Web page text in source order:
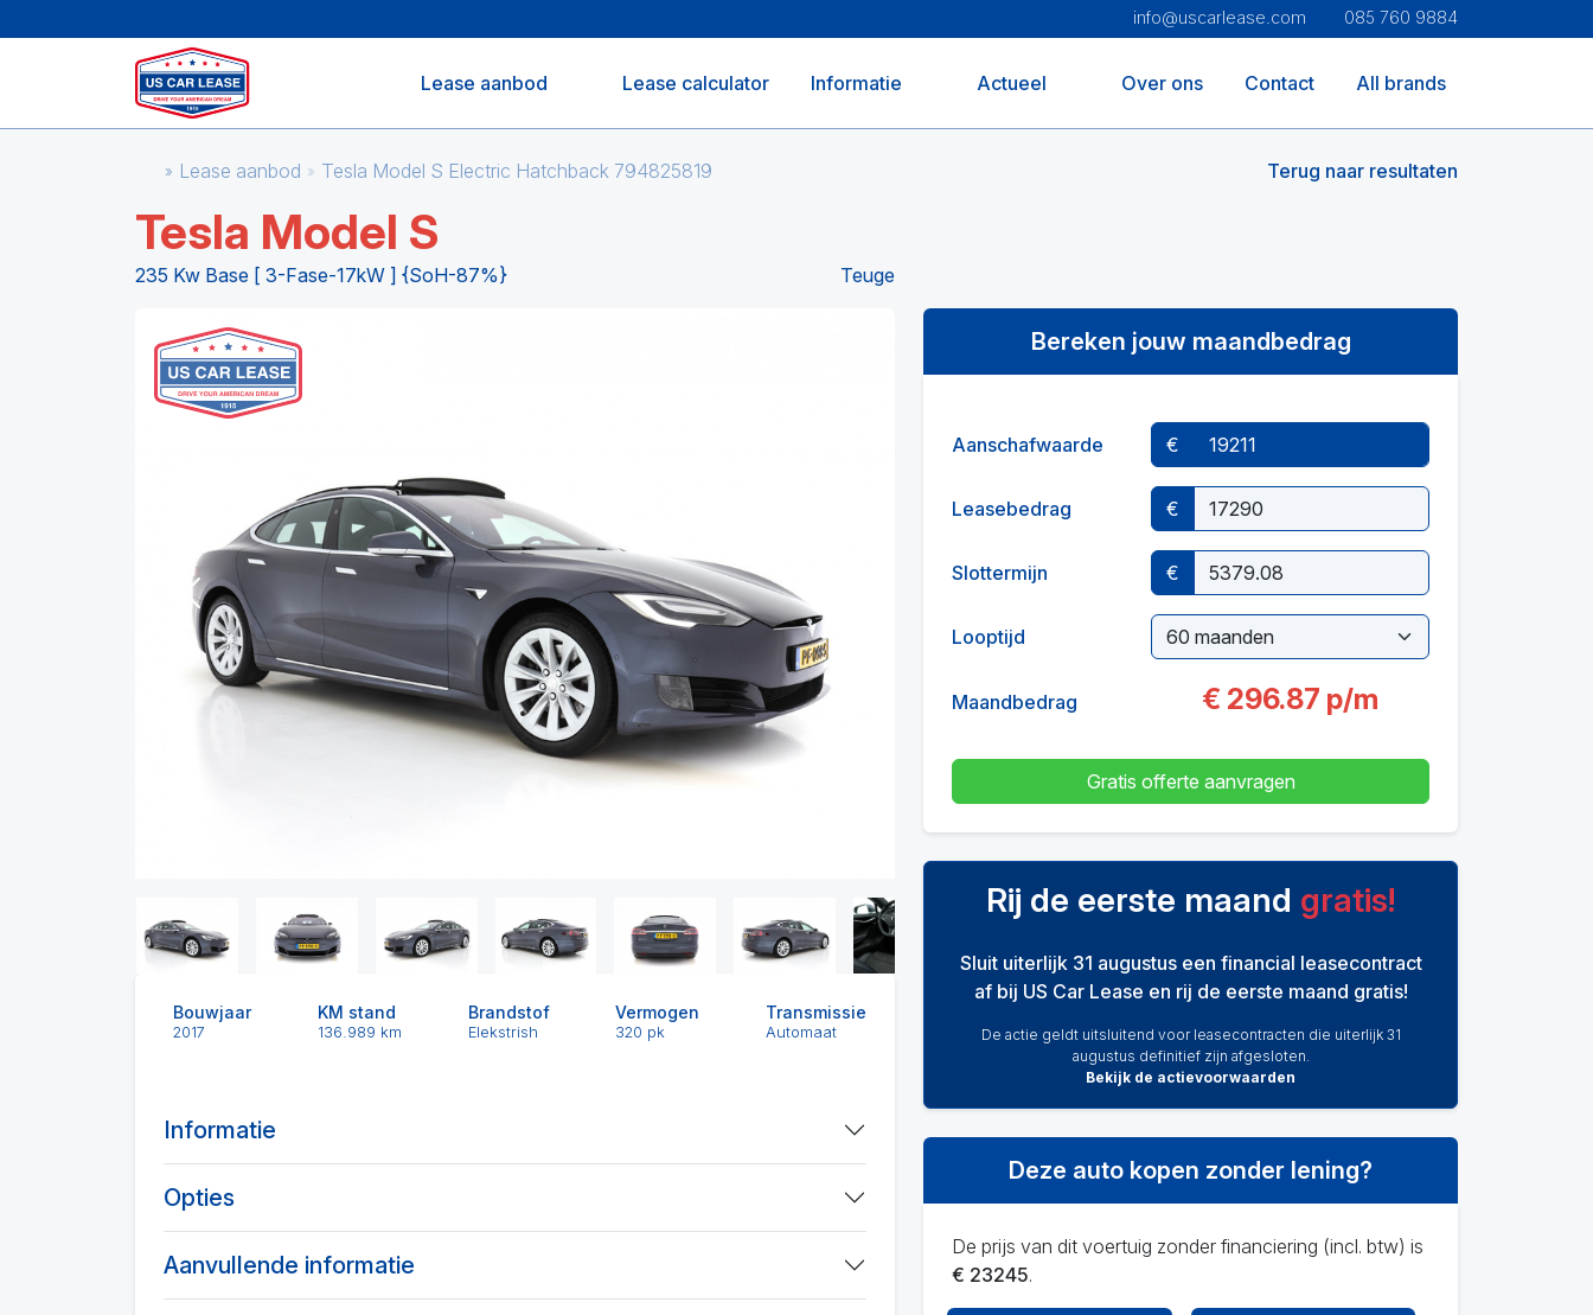
info@uscarlease.com 085 760 9884
Lease aanbod Lease calculator Informatie Actueel Over ons Contact All brands
Lease aanbod Tesla Model S Electric Hatchback 794825819 Terug naar resultaten
Tesla Model S
235 Kw Base [ 3-Fase-17kW ] {SoH-87%} Teuge
Previous
Bouwjaar
2017
KM stand
136.989 km
Brandstof
Elekstrish
Vermogen
320 pk
Transmissie
Automaat
Informatie
Opties
Aanvullende informatie
Bereken jouw maandbedrag
Aanschafwaarde €
Leasebedrag €
Slottermijn €
Looptijd
Maandbedrag € 296.87 p/m
Gratis offerte aanvragen
Rij de eerste maand gratis!
Sluit uiterlijk 31 augustus een financial leasecontract
af bij US Car Lease en rij de eerste maand gratis!
De actie geldt uitsluitend voor leasecontracten die uiterlijk 31
augustus definitief zijn afgesloten.
Bekijk de actievoorwaarden
Deze auto kopen zonder lening?
De prijs van dit voertuig zonder financiering (incl. btw) is
€ 23245.